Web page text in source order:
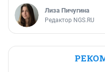
Лиза Пичугина
Редактор NGS.RU